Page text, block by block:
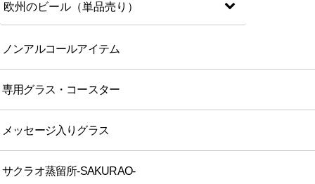
欧州のビール（単品売り）
ノンアルコールアイテム
専用グラス・コースター
メッセージ入りグラス
サクラオ蒸留所-SAKURAO-